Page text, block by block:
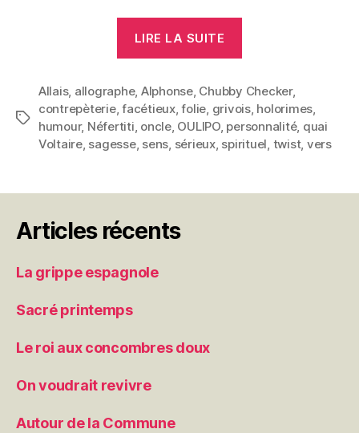
LIRE LA SUITE
Étiquettes
Allais, allographe, Alphonse, Chubby Checker,
contrepèterie,facétieux,folie, grivois, holorimes,
humour, Néfertiti, oncle, OULIPO, personnalité, quai
Voltaire, sagesse, sens, sérieux, spirituel, twist, vers
Articles récents
La grippe espagnole
Sacré printemps
Le roi aux concombres doux
On voudrait revivre
Autour de la Commune